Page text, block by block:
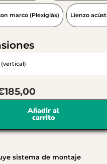
marco (Plexiglás) Lienzo
185,00
Añadir al
carrito
sistema de montaje